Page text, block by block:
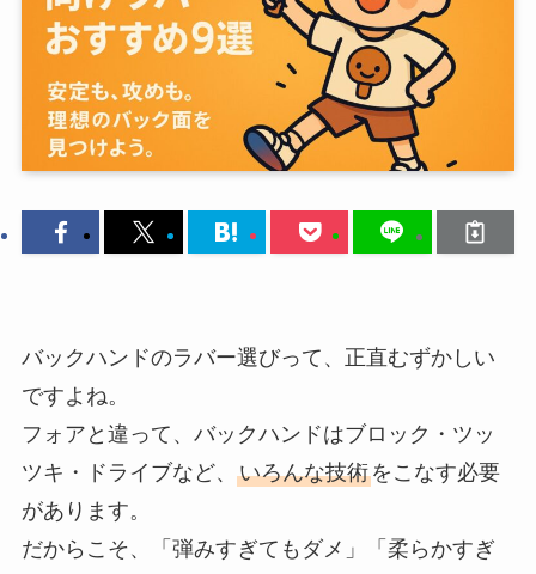
バックハンドのラバー選びって、正直むずかしい
ですよね。
フォアと違って、バックハンドはブロック・ツッ
ツキ・ドライブなど、 いろんな技術をこなす必要
があります。
だからこそ、「弾みすぎてもダメ」「柔らかすぎ